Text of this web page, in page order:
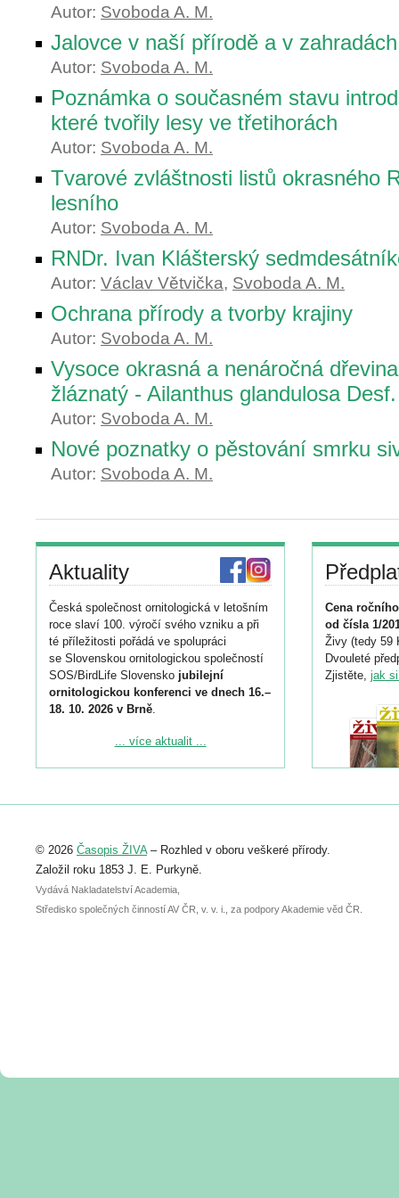
Autor: Svoboda A. M.
Jalovce v naší přírodě a v zahradách
Autor: Svoboda A. M.
Poznámka o současném stavu
které tvořily lesy ve třetihorách
Autor: Svoboda A. M.
Tvarové zvláštnosti listů okrasného
lesního
Autor: Svoboda A. M.
RNDr. Ivan Klášterský
Autor: Václav Větvička, Svoboda A. M.
Ochrana přírody a tvorby krajiny
Autor: Svoboda A. M.
Vysoce okrasná a nenáročná
žláznatý - Ailanthus glandulosa Desf.
Autor: Svoboda A. M.
Nové poznatky o pěstování smrku
Autor: Svoboda A. M.
Aktuality
Česká společnost ornitologická v letošním
roce slaví 100. výročí svého vzniku a při
té příležitosti pořádá ve spolupráci
se Slovenskou ornitologickou společností
SOS/BirdLife Slovensko jubilejní
ornitologickou konferenci ve dnech 16.–
18. 10. 2026 v Brně.
Podrobnější informace ke konferenci
Registrovat se můžete do 6. září.
abstraktu přihlášené přednášky nebo
posteru je už 30. června.
... více aktualit ...
Cena
od čísla 1/
Živy (tedy 59
Dvouleté
Zjistěte, jak
© 2026 Časopis ŽIVA– Rozhled v oboru veškeré přírody.
Založil roku 1853 J. E. Purkyně.
Vydává Nakladatelství Academia,
Středisko společných činností AV ČR, v. v. i., za podpory Akademie věd ČR.